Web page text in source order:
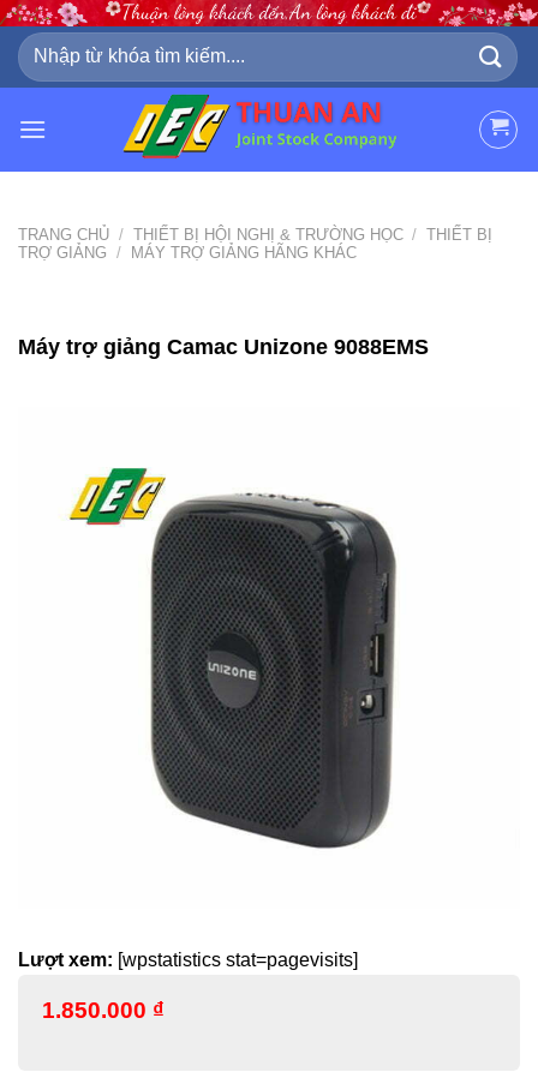
Skip
content
Tìm
kiếm:
TRANG CHỦ / THIẾT BỊ HỘI NGHỊ & TRƯỜNG HỌC / THIẾT BỊ
TRỢ GIẢNG / MÁY TRỢ GIẢNG HÃNG KHÁC
Máy trợ giảng Camac Unizone 9088EMS
Lượt xem: [wpstatistics stat=pagevisits]
1.850.000 ₫